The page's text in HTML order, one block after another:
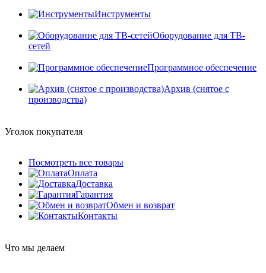
Инструменты
Оборудование для ТВ-
сетей
Программное обеспечение
Архив (снятое с
производства)
Уголок покупателя
Посмотреть все товары
Оплата
Доставка
Гарантия
Обмен и возврат
Контакты
Что мы делаем